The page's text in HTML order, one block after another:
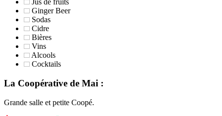
Jus de fruits
Ginger Beer
Sodas
Cidre
Bières
Vins
Alcools
Cocktails
La Coopérative de Mai :
Grande salle et petite Coopé.